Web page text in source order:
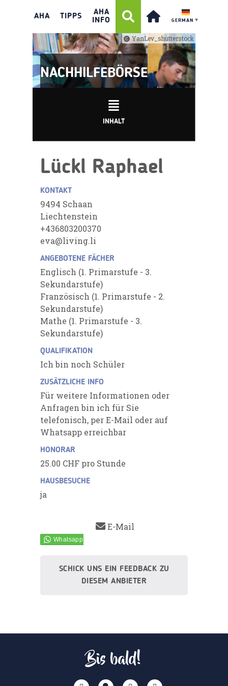
AHA TIPPS
AHA
INFO
GERMAN ▼
YanLev_shutterstock
NACHHILFEBÖRSE
INHALT
Lückl Raphael
KONTAKT
9494 Schaan
Liechtenstein
+436803200370
eva@living.li
ANGEBOTENE FÄCHER
Englisch (1. Primarstufe - 3.
Sekundarstufe)
Französisch (1. Primarstufe - 2.
Sekundarstufe)
Mathe (1. Primarstufe - 3.
Sekundarstufe)
QUALIFIKATION
Ich bin noch Schüler
ZUSÄTZLICHE INFO
Für weitere Informationen oder
Anfragen bin ich für Sie
telefonisch, per E-Mail oder auf
Whatsapp erreichbar
HONORAR
25.00 CHF pro Stunde
HAUSBESUCHE
ja
E-Mail
SCHICK UNS EIN FEEDBACK ZU
DIESEM ANBIETER
Bis bald!